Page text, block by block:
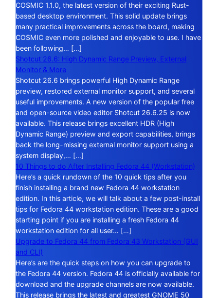
COSMIC 1.1.0, the latest version of their exciting Rust-
based desktop environment. This solid update brings
many practical improvements across the board, making
COSMIC even more polished and enjoyable to use. I have
been following… […]
Shotcut 26.6: High Dynamic Range Preview, External
Monitor & More
Shotcut 26.6 brings powerful High Dynamic Range
preview, restored external monitor support, and several
useful improvements. A new version of the popular free
and open-source video editor Shotcut 26.6.25 is now
available. This release brings excellent HDR (High
Dynamic Range) preview and export capabilities, brings
back the long-missing external monitor support using a
system display,… […]
10 Things to do After Installing Fedora 44 (Workstation)
Here’s a quick rundown of the 10 quick tips after you
finish installing a brand new Fedora 44 workstation
edition. In this article, we will talk about a few post-install
tips for Fedora 44 workstation edition. These are a good
starting point if you are installing a fresh Fedora 44
workstation edition for all user… […]
Upgrade to Fedora 44 from Fedora 43 Workstation (GUI
and CLI)
Here’s are the quick steps on how you can upgrade to
the Fedora 44 version. Fedora 44 is officially available for
download and the upgrade channels are now available.
This release brings the latest and greatest GNOME 50